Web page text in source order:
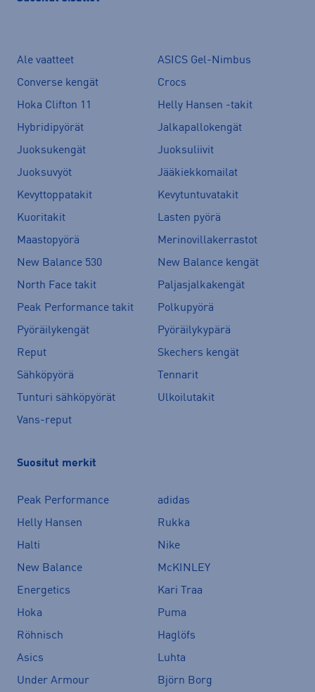
Ale vaatteet
ASICS Gel-Nimbus
Converse kengät
Crocs
Hoka Clifton 11
Helly Hansen -takit
Hybridipyörät
Jalkapallokengät
Juoksukengät
Juoksuliivit
Juoksuvyöt
Jääkiekkomailat
Kevyttoppatakit
Kevytuntuvatakit
Kuoritakit
Lasten pyörä
Maastopyörä
Merinovillakerrastot
New Balance 530
New Balance kengät
North Face takit
Paljasjalkakengät
Peak Performance takit
Polkupyörä
Pyöräilykengät
Pyöräilykypärä
Reput
Skechers kengät
Sähköpyörä
Tennarit
Tunturi sähköpyörät
Ulkoilutakit
Vans-reput
Suositut merkit
Peak Performance
adidas
Helly Hansen
Rukka
Halti
Nike
New Balance
McKINLEY
Energetics
Kari Traa
Hoka
Puma
Röhnisch
Haglöfs
Asics
Luhta
Under Armour
Björn Borg